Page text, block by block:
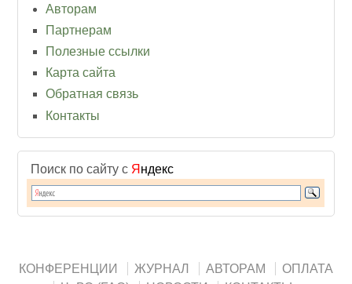
Авторам
Партнерам
Полезные ссылки
Карта сайта
Обратная связь
Контакты
Поиск по сайту с Я ндекс
КОНФЕРЕНЦИИ ЖУРНАЛ АВТОРАМ
ОПЛАТА